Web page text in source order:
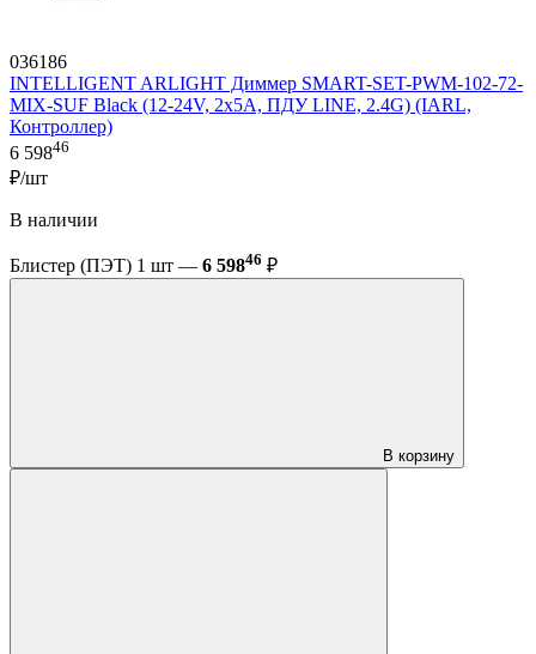
036186
INTELLIGENT ARLIGHT Диммер SMART-SET-PWM-102-72-
MIX-SUF Black (12-24V, 2x5A, ПДУ LINE, 2.4G) (IARL,
Контроллер)
6 59846
₽/шт
В наличии
Блистер (ПЭТ) 1 шт — 6 59846 ₽
В корзину